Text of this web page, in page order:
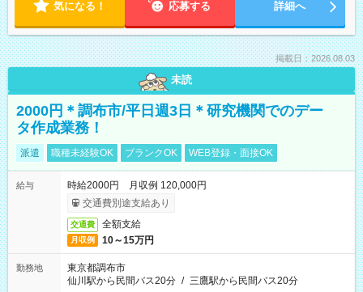
気になる！ 応募する 詳細へ
掲載日：2026.08.03
未読
2000円＊調布市/平日週3日＊研究機関でのデー
タ作成業務！
派遣 職種未経験OK ブランクOK WEB登録・面接OK
給与
時給2000円 月収例 120,000円
交通費別途支給あり
交通費 全額支給
月収例 10～15万円
勤務地
東京都調布市
仙川駅から民間バス20分 / 三鷹駅から民間バス20分